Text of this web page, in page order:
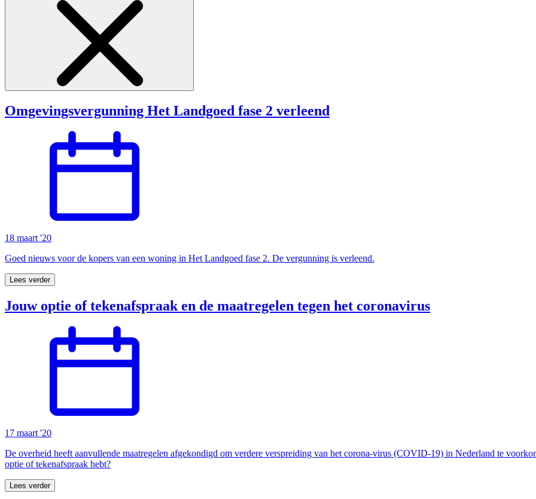
Omgevingsvergunning Het Landgoed fase 2 verleend
18 maart '20
Goed nieuws voor de kopers van een woning in Het Landgoed fase 2. De vergunning is verleend.
Lees verder
Jouw optie of tekenafspraak en de maatregelen tegen het coronavirus
17 maart '20
De overheid heeft aanvullende maatregelen afgekondigd om verdere verspreiding van het corona-virus (COVID-19) in Nederland te
optie of tekenafspraak hebt?
Lees verder